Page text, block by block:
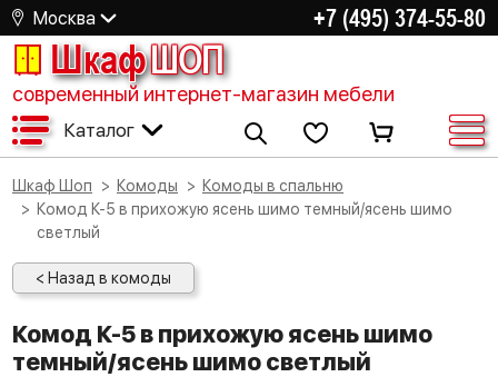
Москва +7 (495) 374-55-80
ШкафШОП
современный интернет-магазин мебели
Каталог
Шкаф Шоп Комоды
Комоды в спальню
Комод К-5 в прихожую ясень шимо темный/ясень шимо
светлый
< Назад в комоды
Комод К-5 в прихожую ясень шимо
темный/ясень шимо светлый